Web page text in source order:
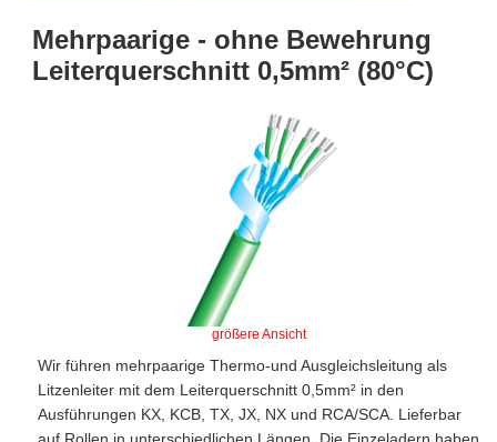
Mehrpaarige - ohne Bewehrung
Leiterquerschnitt 0,5mm² (80°C)
größere Ansicht
Wir führen mehrpaarige Thermo-und Ausgleichsleitung als
Litzenleiter mit dem Leiterquerschnitt 0,5mm² in den
Ausführungen KX, KCB, TX, JX, NX und RCA/SCA. Lieferbar